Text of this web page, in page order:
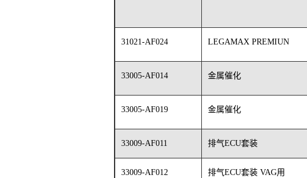
31021-AF024 LEGAMAX PREMIUN
33005-AF014 金属催化
33005-AF019 金属催化
33009-AF011 排气ECU套装
33009-AF012 排气ECU套装 VAG用